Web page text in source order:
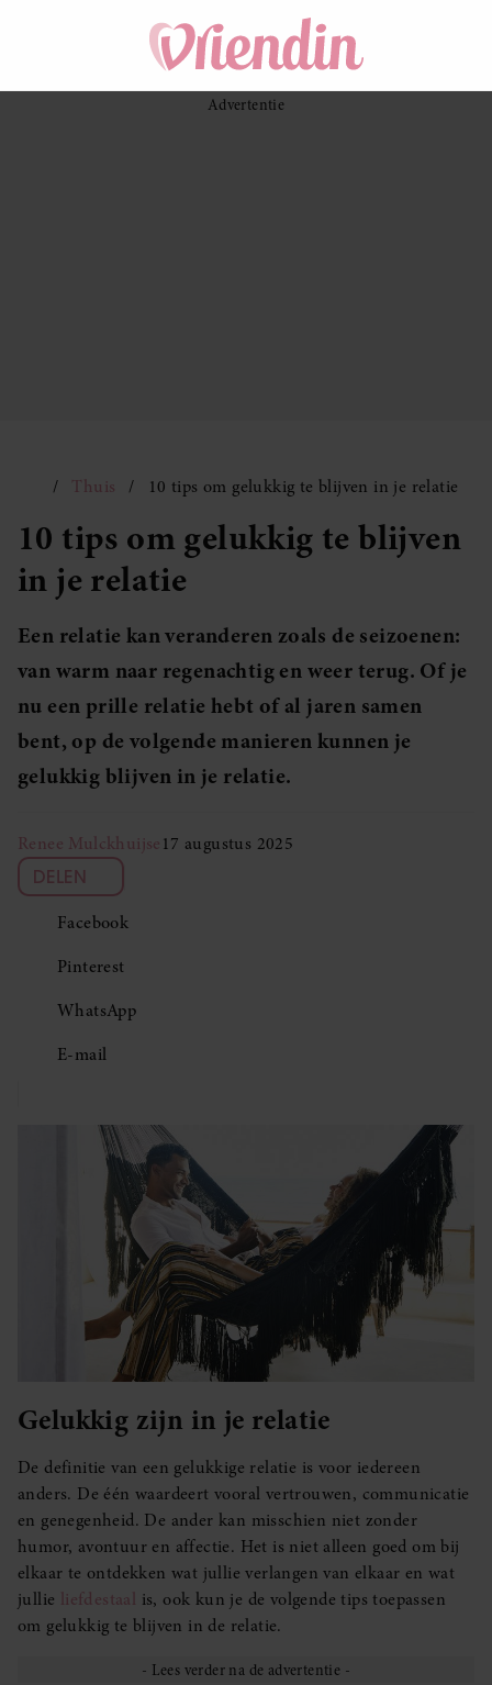
Thuis 10 tips om gelukkig te blijven in je relatie
10 tips om gelukkig te blijven
in je relatie
Een relatie kan veranderen zoals de seizoenen:
van warm naar regenachtig en weer terug. Of je
nu een prille relatie hebt of al jaren samen
bent, op de volgende manieren kunnen je
gelukkig blijven in je relatie.
Renee Mulckhuijse17 augustus 2025
DELEN
Facebook
Pinterest
WhatsApp
E-mail
Gelukkig zijn in je relatie
De definitie van een gelukkige relatie is voor iedereen
anders. De één waardeert vooral vertrouwen, communicatie
en genegenheid. De ander kan misschien niet zonder
humor, avontuur en affectie. Het is niet alleen goed om bij
elkaar te ontdekken wat jullie verlangen van elkaar en wat
jullie liefdestaal is, ook kun je de volgende tips toepassen
om gelukkig te blijven in de relatie.